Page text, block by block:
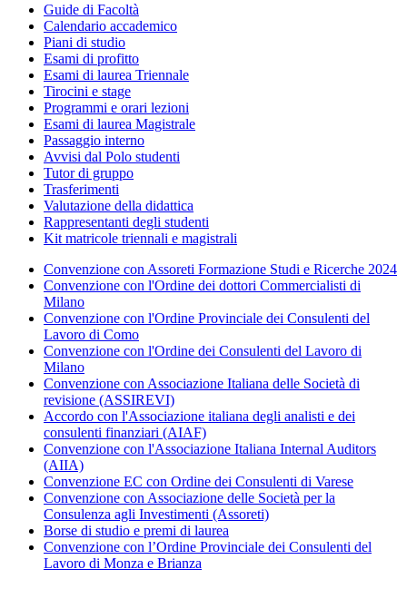
Guide di Facoltà
Calendario accademico
Piani di studio
Esami di profitto
Esami di laurea Triennale
Tirocini e stage
Programmi e orari lezioni
Esami di laurea Magistrale
Passaggio interno
Avvisi dal Polo studenti
Tutor di gruppo
Trasferimenti
Valutazione della didattica
Rappresentanti degli studenti
Kit matricole triennali e magistrali
Convenzione con Assoreti Formazione Studi e Ricerche 2024
Convenzione con l'Ordine dei dottori Commercialisti di
Milano
Convenzione con l'Ordine Provinciale dei Consulenti del
Lavoro di Como
Convenzione con l'Ordine dei Consulenti del Lavoro di
Milano
Convenzione con Associazione Italiana delle Società di
revisione (ASSIREVI)
Accordo con l'Associazione italiana degli analisti e dei
consulenti finanziari (AIAF)
Convenzione con l'Associazione Italiana Internal Auditors
(AIIA)
Convenzione EC con Ordine dei Consulenti di Varese
Convenzione con Associazione delle Società per la
Consulenza agli Investimenti (Assoreti)
Borse di studio e premi di laurea
Convenzione con l’Ordine Provinciale dei Consulenti del
Lavoro di Monza e Brianza